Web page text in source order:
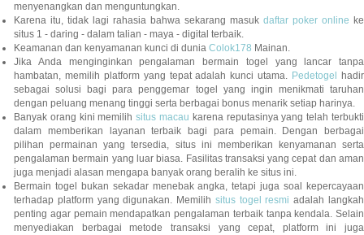
menyenangkan dan menguntungkan.
Karena itu, tidak lagi rahasia bahwa sekarang masuk daftar poker online ke
situs 1 - daring - dalam talian - maya - digital terbaik.
Keamanan dan kenyamanan kunci di dunia Colok178 Mainan.
Jika Anda menginginkan pengalaman bermain togel yang lancar tanpa
hambatan, memilih platform yang tepat adalah kunci utama. Pedetogel
hadir
sebagai solusi bagi para penggemar togel yang ingin menikmati taruhan
dengan peluang menang tinggi serta berbagai bonus menarik setiap harinya.
Banyak orang kini memilihsitus macau karena reputasinya yang telah terbukti
dalam memberikan layanan terbaik bagi para pemain. Dengan berbagai
pilihan permainan yang tersedia, situs ini memberikan kenyamanan serta
pengalaman bermain yang luar biasa. Fasilitas transaksi yang cepat dan aman
juga menjadi alasan mengapa banyak orang beralih ke situs ini.
Bermain togel bukan sekadar menebak angka, tetapi juga soal kepercayaan
terhadap platform yang digunakan. Memilih situs togel resmi adalah langkah
penting agar pemain mendapatkan pengalaman terbaik tanpa kendala. Selain
menyediakan berbagai metode transaksi yang cepat, platform ini juga